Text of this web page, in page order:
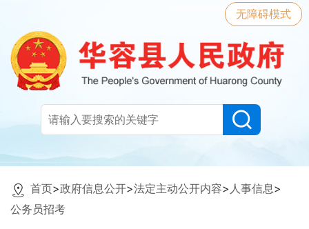
无障碍模式
首页>政府信息公开>法定主动公开内容> 人事信息>
公务员招考